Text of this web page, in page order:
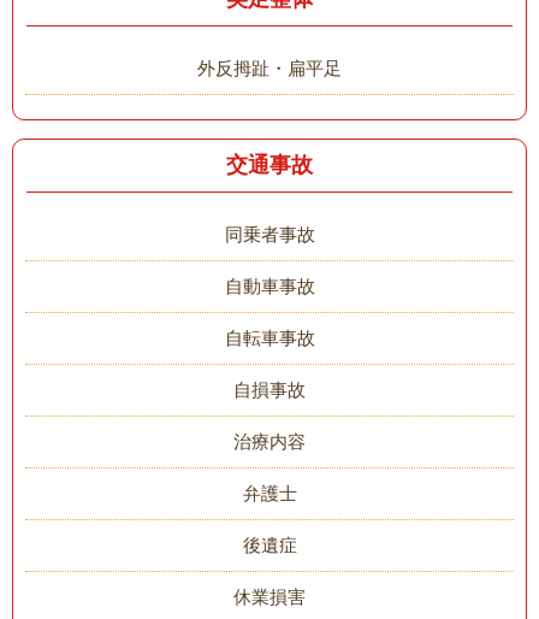
外反拇趾・扁平足
交通事故
同乗者事故
自動車事故
自転車事故
自損事故
治療内容
弁護士
後遺症
休業損害